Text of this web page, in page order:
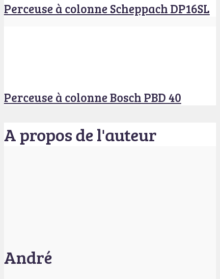
Perceuse à colonne Scheppach DP16SL
Perceuse à colonne Bosch PBD 40
A propos de l'auteur
André